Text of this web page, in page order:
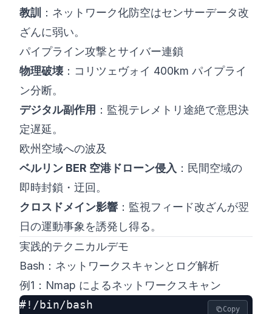
教訓
：ネットワーク化防空はセンサーデータ改
ざんに弱い。
パイプライン攻撃とサイバー連鎖
物理破壊 ：コリツェヴォイ 400km パイプライ
ン分断。
デジタル副作用 ：監視テレメトリ途絶で意思決
定遅延。
欧州空域への波及
ベルリン BER 空港ドローン侵入 ：民間空域の
即時封鎖・迂回。
クロスドメイン影響 ：監視フィード改ざんが翌
日の運動事象を誘発し得る。
実践的テクニカルデモ
Bash：ネットワークスキャンとログ解析
例1：Nmap によるネットワークスキャン
#!/bin/bash
Copy